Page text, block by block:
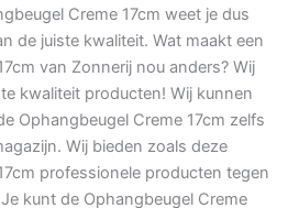
Creme 17cm weet je dus
de juiste kwaliteit. Wat maakt een
van Zonnerij nou anders? Wij
kwaliteit producten! Wij kunnen
Ophangbeugel Creme 17cm zelfs
Wij bieden zoals deze
professionele producten tegen
kunt de Ophangbeugel Creme